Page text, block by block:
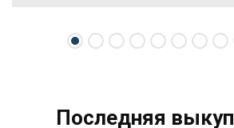
свою спецтехнику.
Последняя